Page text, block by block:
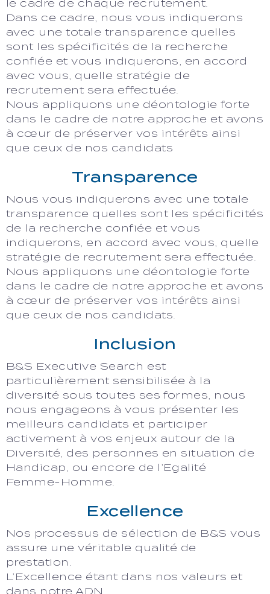
le cadre de chaque recrutement.
Dans ce cadre, nous vous indiquerons
avec une totale transparence quelles
sont les spécificités de la recherche
confiée et vous indiquerons, en accord
avec vous, quelle stratégie de
recrutement sera effectuée.
Nous appliquons une déontologie forte
dans le cadre de notre approche et avons
à cœur de préserver vos intérêts ainsi
que ceux de nos candidats
Transparence
Nous vous indiquerons avec une totale
transparence quelles sont les spécificités
de la recherche confiée et vous
indiquerons, en accord avec vous, quelle
stratégie de recrutement sera effectuée.
Nous appliquons une déontologie forte
dans le cadre de notre approche et avons
à cœur de préserver vos intérêts ainsi
que ceux de nos candidats.
Inclusion
B&S Executive Search est
particulièrement sensibilisée à la
diversité sous toutes ses formes, nous
nous engageons à vous présenter les
meilleurs candidats et participer
activement à vos enjeux autour de la
Diversité, des personnes en situation de
Handicap, ou encore de l’Egalité
Femme-Homme.
Excellence
Nos processus de sélection de B&S vous
assure une véritable qualité de
prestation.
L’Excellence étant dans nos valeurs et
dans notre ADN.